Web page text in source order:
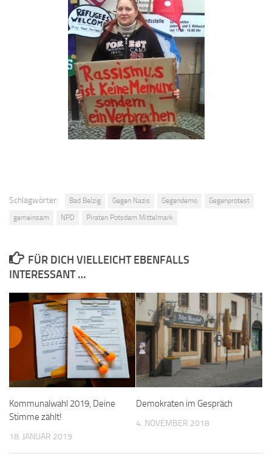
Schlagwörter: Bad Belzig Gegen Nazis Gegendemo
Gegenprotest
gemeinsam
NPD Piraten Potsdam Mittelmark
FÜR DICH VIELLEICHT EBENFALLS
INTERESSANT …
Kommunalwahl 2019, Deine
Stimme zählt!
18. JANUAR 2019
Demokraten im Gespräch
4. NOVEMBER 2018